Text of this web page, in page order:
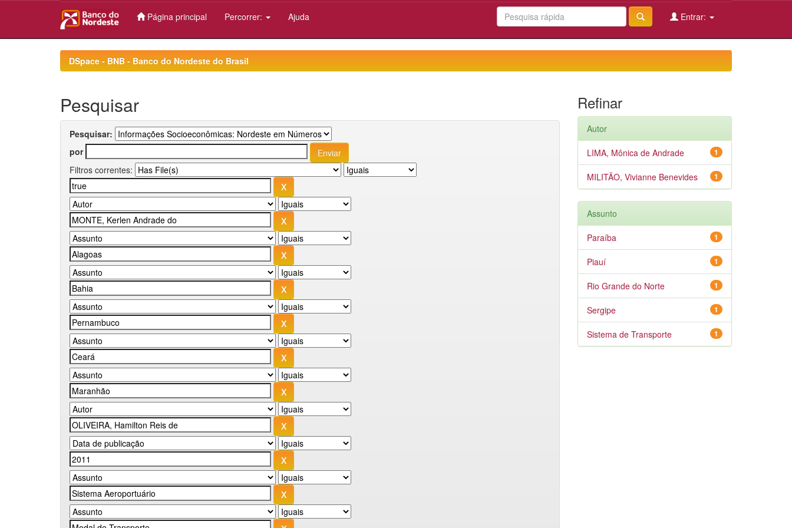
Página principal Percorrer: Ajuda Entrar:
DSpace - BNB - Banco do Nordeste do Brasil
Pesquisar
Pesquisar:
por
Filtros correntes:
Refinar
Autor
1
LIMA, Mônica de Andrade
1
MILITÃO, Vivianne Benevides
Assunto
1
Paraíba
1
Piauí
1
Rio Grande do Norte
1
Sergipe
1
Sistema de Transporte